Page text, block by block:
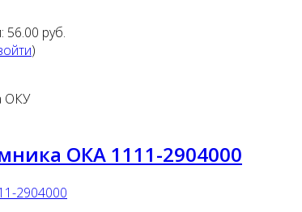
56.00 руб.
)
ОКУ
ОКА 1111-2904000